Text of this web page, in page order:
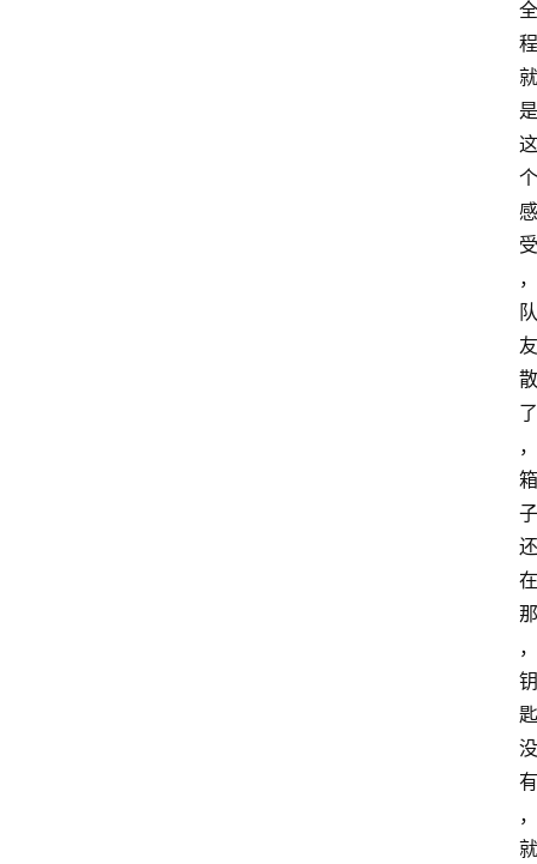
全
程
就
是
这
个
感
受
，
队
友
散
了
，
箱
子
还
在
那
，
钥
匙
没
有
，
就